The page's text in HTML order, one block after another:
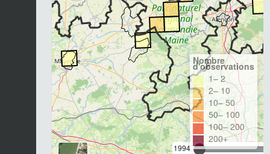
1994
Nombre
d'observations
1– 2
2– 10
10– 50
50– 100
100– 200
200+